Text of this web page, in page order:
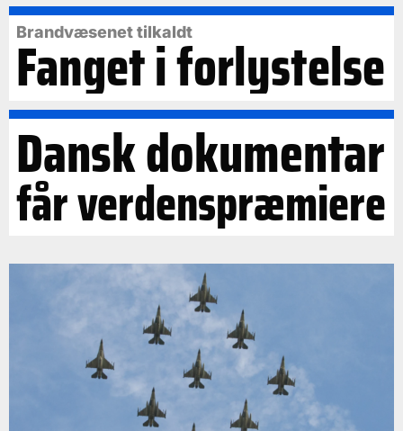
Brandvæsenet tilkaldt
Fanget i forlystelse
Dansk dokumentar
får verdenspræmiere